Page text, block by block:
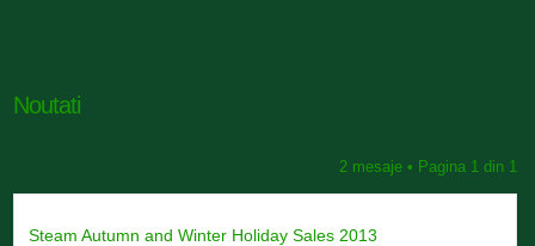
Noutati
2 mesaje • Pagina 1din 1
Steam Autumn and Winter Holiday Sales 2013